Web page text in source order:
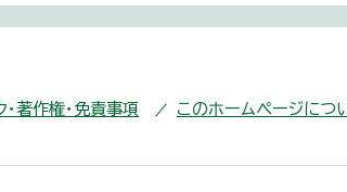
・著作権・免責事項 このホームページにつ